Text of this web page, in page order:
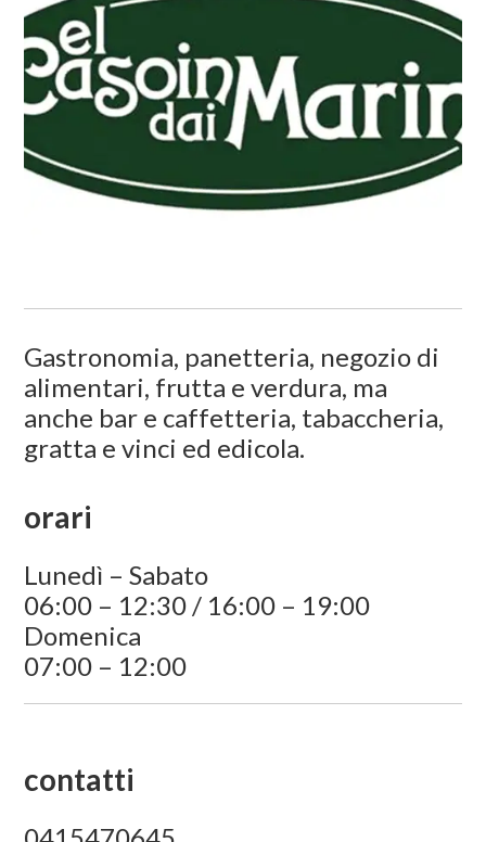
Gastronomia, panetteria, negozio di
alimentari, frutta e verdura, ma
anche bar e caffetteria, tabaccheria,
gratta e vinci ed edicola.
orari
Lunedì – Sabato
06:00 – 12:30 / 16:00 – 19:00
Domenica
07:00 – 12:00
contatti